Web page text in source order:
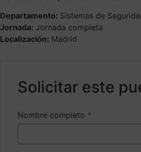
Departamento: Sistemas de
Jornada: Jornada completa
Localización: Madrid
Solicitar este
Nombre completo *